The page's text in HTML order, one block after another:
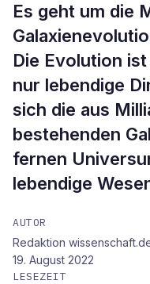
Es geht um die
Die Evolution
nur lebendige
sich die aus
bestehenden
fernen
lebendige
AUTOR
Redaktion
19. August 2022
LESEZEIT